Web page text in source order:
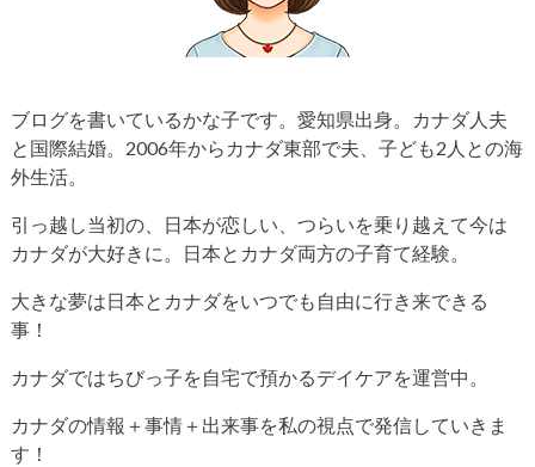
ブログを書いているかな子です。愛知県出身。カナダ人夫
と国際結婚。2006年からカナダ東部で夫、子ども2人との海
外生活。
引っ越し当初の、日本が恋しい、つらいを乗り越えて今は
カナダが大好きに。日本とカナダ両方の子育て経験。
大きな夢は日本とカナダをいつでも自由に行き来できる
事！
カナダではちびっ子を自宅で預かるデイケアを運営中。
カナダの情報＋事情＋出来事を私の視点で発信していきま
す！